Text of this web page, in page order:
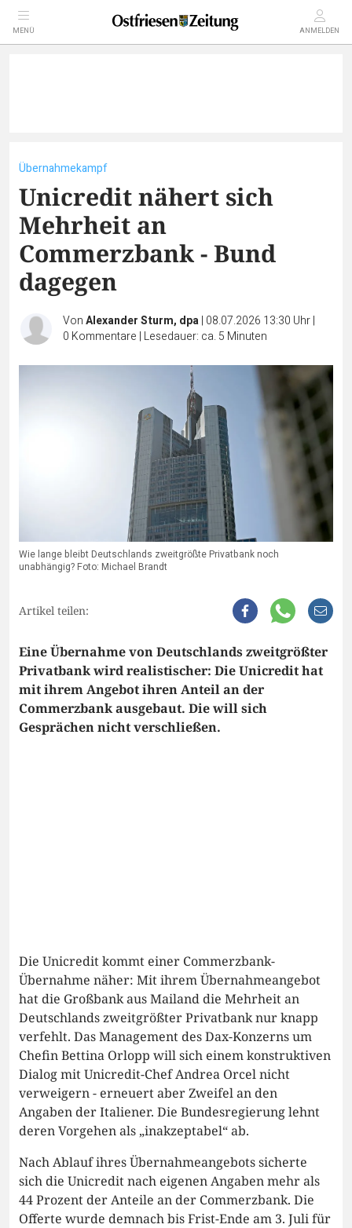
MENÜ ANMELDEN
Übernahmekampf
Unicredit nähert sich
Mehrheit an
Commerzbank - Bund
dagegen
VonAlexander Sturm, dpa| 08.07.2026 13:30 Uhr|
0 Kommentare | Lesedauer: ca. 5 Minuten
Wie lange bleibt Deutschlands zweitgrößte Privatbank noch
unabhängig? Foto: Michael Brandt
Artikel teilen:
Eine Übernahme von Deutschlands zweitgrößter
Privatbank wird realistischer: Die Unicredit hat
mit ihrem Angebot ihren Anteil an der
Commerzbank ausgebaut. Die will sich
Gesprächen nicht verschließen.
Die Unicredit kommt einer Commerzbank-
Übernahme näher: Mit ihrem Übernahmeangebot
hat die Großbank aus Mailand die Mehrheit an
Deutschlands zweitgrößter Privatbank nur knapp
verfehlt. Das Management des Dax-Konzerns um
Chefin Bettina Orlopp will sich einem konstruktiven
Dialog mit Unicredit-Chef Andrea Orcel nicht
verweigern - erneuert aber Zweifel an den
Angaben der Italiener. Die Bundesregierung lehnt
deren Vorgehen als „inakzeptabel“ ab.
Nach Ablauf ihres Übernahmeangebots sicherte
sich die Unicredit nach eigenen Angaben mehr als
44 Prozent der Anteile an der Commerzbank. Die
Offerte wurde demnach bis Frist-Ende am 3. Juli für